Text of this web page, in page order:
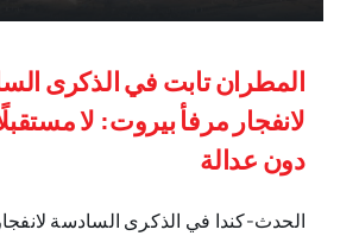
المطران تابت في الذكرى
لانفجار مرفأ بيروت: لا
دون عدالة
الحدث-كندا في الذكرى السادسة